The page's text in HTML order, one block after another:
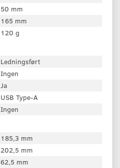
50 mm
165 mm
120 g
Ledningsført
Ingen
Ja
USB Type-A
Ingen
185,3 mm
202,5 mm
62,5 mm